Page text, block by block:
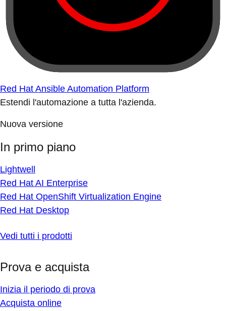
Red Hat Ansible Automation Platform
Estendi l'automazione a tutta l'azienda.
Nuova versione
In primo piano
Lightwell
Red Hat AI Enterprise
Red Hat OpenShift Virtualization Engine
Red Hat Desktop
Vedi tutti i prodotti
Prova e acquista
Inizia il periodo di prova
Acquista online